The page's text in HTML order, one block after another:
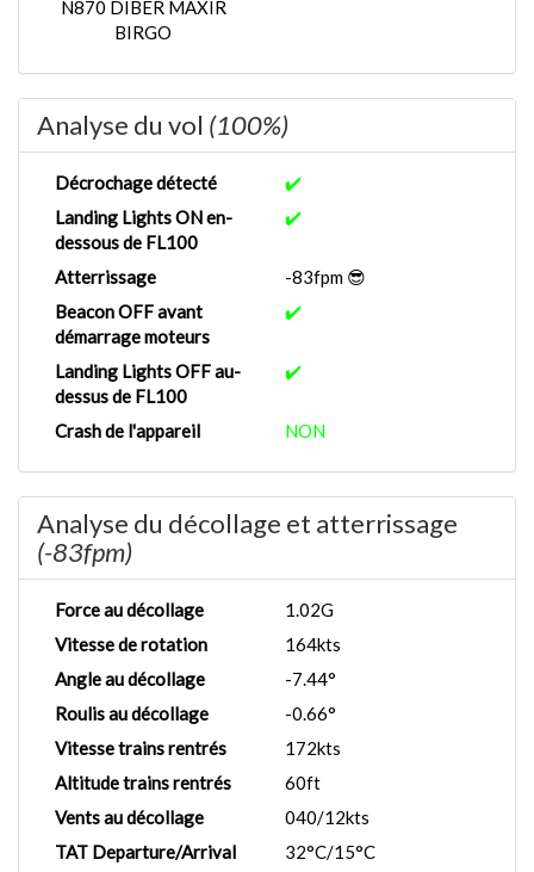
N870 DIBER MAXIR
BIRGO
Analyse du vol (100%)
Décrochage détecté
✔️
Landing Lights ON en-
dessous de FL100
✔️
Atterrissage
-83fpm 😎
Beacon OFF avant
démarrage moteurs
✔️
Landing Lights OFF au-
dessus de FL100
✔️
Crash de l'appareil NON
Analyse du décollage et atterrissage
(-83fpm)
Force au décollage
1.02G
Vitesse de rotation
164kts
Angle au décollage
-7.44°
Roulis au décollage
-0.66°
Vitesse trains rentrés
172kts
Altitude trains rentrés
60ft
Vents au décollage
040/12kts
TAT Departure/Arrival
32°C/15°C